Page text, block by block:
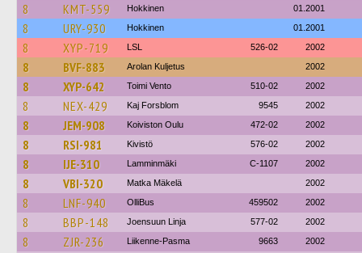
8 KMT-559 Hokkinen 01.2001
8 URY-930 Hokkinen 01.2001
8 XYP-719 LSL 526-02 2002
8 BVF-883 Arolan Kuljetus 2002
8 XYP-642 Toimi Vento 510-02 2002
8 NEX-429 Kaj Forsblom 9545 2002
8 JEM-908 Koiviston Oulu 472-02 2002
8 RSI-981 Kivistö 576-02 2002
8 IJE-310 Lamminmäki C-1107 2002
8 VBI-320 Matka Mäkelä 2002
8 LNF-940 OlliBus 459502 2002
8 BBP-148 Joensuun Linja 577-02 2002
8 ZJR-236 Liikenne-Pasma 9663 2002